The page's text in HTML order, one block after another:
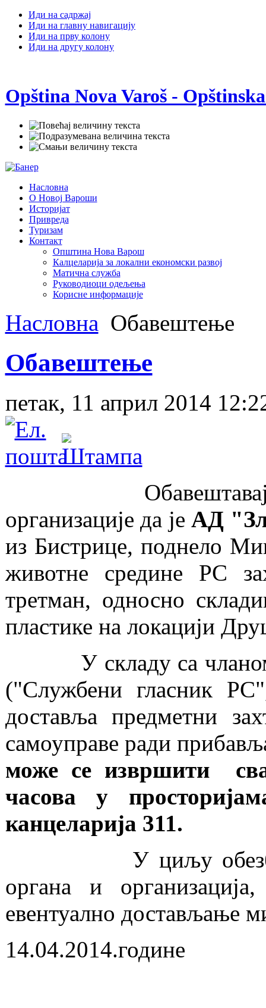
Иди на садржај
Иди на главну навигацију
Иди на прву колону
Иди на другу колону
Opština Nova Varoš -
Насловна
О Новој Вароши
Историјат
Привреда
Туризам
Контакт
Општина Нова Варош
Калцеларија за локални економски развој
Матична служба
Руководиоци одељења
Корисне информације
Насловна Обавештење
Обавештење
петак, 11 април 2014
Обавештавају се
организације да јеАД
из Бистрице, поднело
животне средине РС
третман, односно
пластике на локацији
У складу са чланом
("Службени гласник
доставља предметни
самоуправе ради
може се извршити
часова у
канцеларија 311.
У циљу обезбеђења
органа и
евентуално достављање
14.04.2014.године